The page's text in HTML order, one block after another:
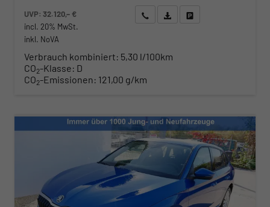
UVP:32.120,– €
incl. 20% MwSt.
inkl. NoVA
Wir rufen Sie anAngebot drucken (PDF)
Verbrauch kombiniert: 5,30 l/100km
CO2-Klasse: D
CO2-Emissionen: 121,00 g/km